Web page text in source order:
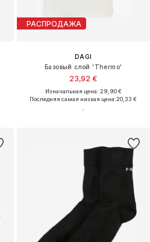
РАСПРОДАЖА
DAGI
Базовый слой 'Thermo'
23,92 €
Изначальная цена: 29,90 €
Последняя самая низкая цена:20,33 €